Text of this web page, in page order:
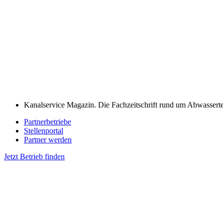
Kanalservice Magazin. Die Fachzeitschrift rund um
Partnerbetriebe
Stellenportal
Partner werden
Jetzt Betrieb finden